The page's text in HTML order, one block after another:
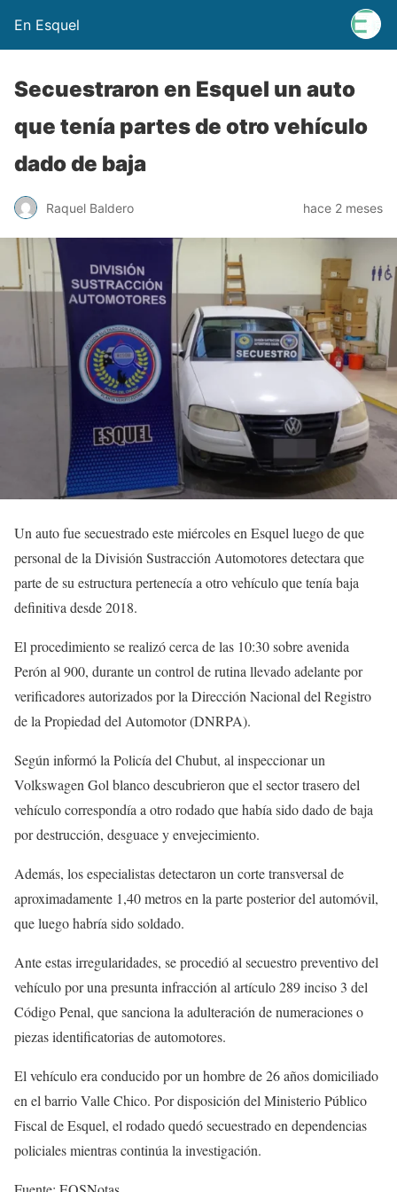
En Esquel
Secuestraron en Esquel un auto
que tenía partes de otro vehículo
dado de baja
Raquel Baldero hace 2 meses
Un auto fue secuestrado este miércoles en Esquel luego de que
personal de la División Sustracción Automotores detectara que
parte de su estructura pertenecía a otro vehículo que tenía baja
definitiva desde 2018.
El procedimiento se realizó cerca de las 10:30 sobre avenida
Perón al 900, durante un control de rutina llevado adelante por
verificadores autorizados por la Dirección Nacional del Registro
de la Propiedad del Automotor (DNRPA).
Según informó la Policía del Chubut, al inspeccionar un
Volkswagen Gol blanco descubrieron que el sector trasero del
vehículo correspondía a otro rodado que había sido dado de baja
por destrucción, desguace y envejecimiento.
Además, los especialistas detectaron un corte transversal de
aproximadamente 1,40 metros en la parte posterior del automóvil,
que luego habría sido soldado.
Ante estas irregularidades, se procedió al secuestro preventivo del
vehículo por una presunta infracción al artículo 289 inciso 3 del
Código Penal, que sanciona la adulteración de numeraciones o
piezas identificatorias de automotores.
El vehículo era conducido por un hombre de 26 años domiciliado
en el barrio Valle Chico. Por disposición del Ministerio Público
Fiscal de Esquel, el rodado quedó secuestrado en dependencias
policiales mientras continúa la investigación.